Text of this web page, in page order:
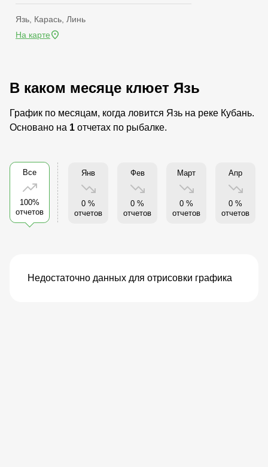
Язь, Карась, Линь
На карте
В каком месяце клюет Язь
График по месяцам, когда ловится Язь на реке Кубань.
Основано на 1 отчетах по рыбалке.
Все
100%
отчетов
Янв
0 %
отчетов
Фев
0 %
отчетов
Март
0 %
отчетов
Апр
0 %
отчетов
Недостаточно данных для отрисовки графика